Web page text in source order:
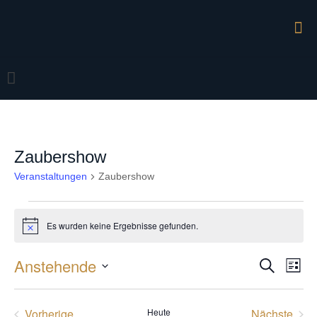
Zaubershow
Veranstaltungen Zaubershow
Veranstaltungen
HinweisEs wurden keine Ergebnisse gefunden.
Suche
Suche
Liste
Anstehende
Heute